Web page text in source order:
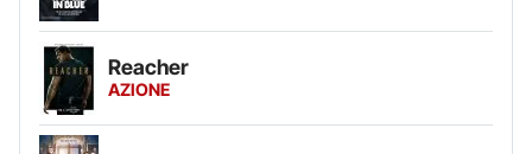
Reacher
AZIONE